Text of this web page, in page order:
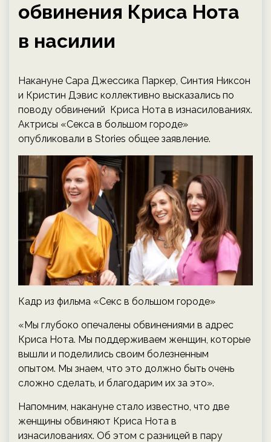
обвинения Криса Нота
в насилии
Накануне Сара Джессика Паркер, Синтия Никсон
и Кристин Дэвис коллективно высказались по
поводу обвинений Криса Нота в изнасилованиях.
Актрисы «Секса в большом городе»
опубликовали в Stories общее заявление.
Кадр из фильма «Секс в большом городе»
«Мы глубоко опечалены обвинениями в адрес
Криса Нота. Мы поддерживаем женщин, которые
вышли и поделились своим болезненным
опытом. Мы знаем, что это должно быть очень
сложно сделать, и благодарим их за это».
Напомним, накануне стало известно, что две
женщины обвиняют Криса Нота в
изнасилованиях. Об этом с разницей в пару